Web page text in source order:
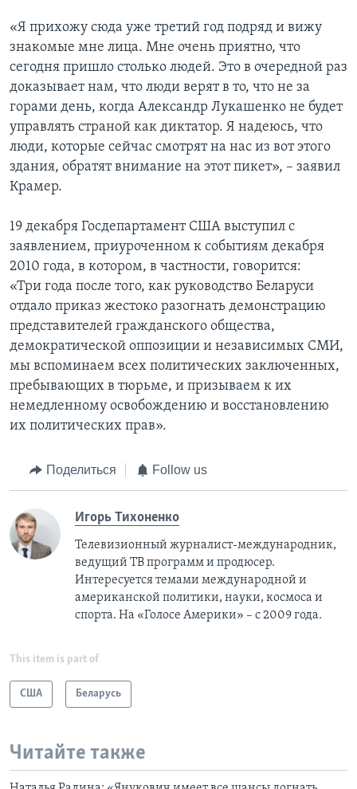
«Я прихожу сюда уже третий год подряд и вижу
знакомые мне лица. Мне очень приятно, что
сегодня пришло столько людей. Это в очередной раз
доказывает нам, что люди верят в то, что не за
горами день, когда Александр Лукашенко не будет
управлять страной как диктатор. Я надеюсь, что
люди, которые сейчас смотрят на нас из вот этого
здания, обратят внимание на этот пикет», – заявил
Крамер.
19 декабря Госдепартамент США выступил с
заявлением, приуроченном к событиям декабря
2010 года, в котором, в частности, говорится:
«Три года после того, как руководство Беларуси
отдало приказ жестоко разогнать демонстрацию
представителей гражданского общества,
демократической оппозиции и независимых СМИ,
мы вспоминаем всех политических заключенных,
пребывающих в тюрьме, и призываем к их
немедленному освобождению и восстановлению
их политических прав».
Поделиться Follow us
Игорь Тихоненко
Телевизионный журналист-международник,
ведущий ТВ программ и продюсер.
Интересуется темами международной и
американской политики, науки, космоса и
спорта. На «Голосе Америки» – с 2009 года.
This item is part of
США Беларусь
Читайте также